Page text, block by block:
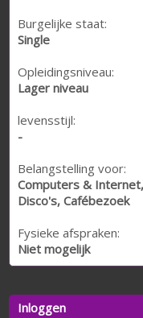
Burgelijke staat:
Single
Opleidingsniveau:
Lager niveau
levensstijl:
-
Belangstelling voor:
Computers &
Disco's, Cafébezoek
Fysieke afspraken:
Niet mogelijk
Inloggen